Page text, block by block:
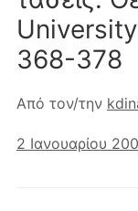
368-378
Από τον/την
2 Ιανουαρίου